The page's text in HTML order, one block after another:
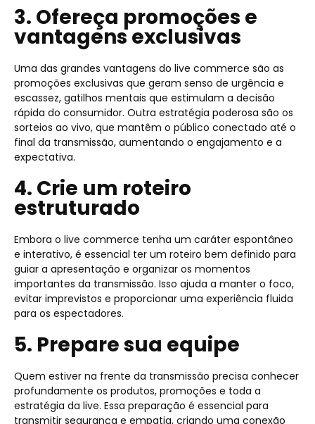
3. Ofereça promoções e
vantagens exclusivas
Uma das grandes vantagens do live commerce são as
promoções exclusivas que geram senso de urgência e
escassez, gatilhos mentais que estimulam a decisão
rápida do consumidor. Outra estratégia poderosa são os
sorteios ao vivo, que mantêm o público conectado até o
final da transmissão, aumentando o engajamento e a
expectativa.
4. Crie um roteiro
estruturado
Embora o live commerce tenha um caráter espontâneo
e interativo, é essencial ter um roteiro bem definido para
guiar a apresentação e organizar os momentos
importantes da transmissão. Isso ajuda a manter o foco,
evitar imprevistos e proporcionar uma experiência fluida
para os espectadores.
5. Prepare sua equipe
Quem estiver na frente da transmissão precisa conhecer
profundamente os produtos, promoções e toda a
estratégia da live. Essa preparação é essencial para
transmitir segurança e empatia, criando uma conexão